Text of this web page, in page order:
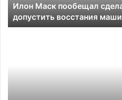
восстания
машин
Илон Маск пообещал
допустить восстания